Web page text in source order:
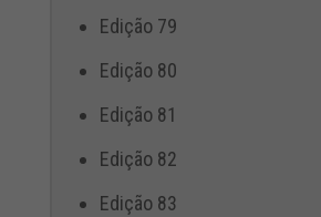
Edição 79
Edição 80
Edição 81
Edição 82
Edição 83